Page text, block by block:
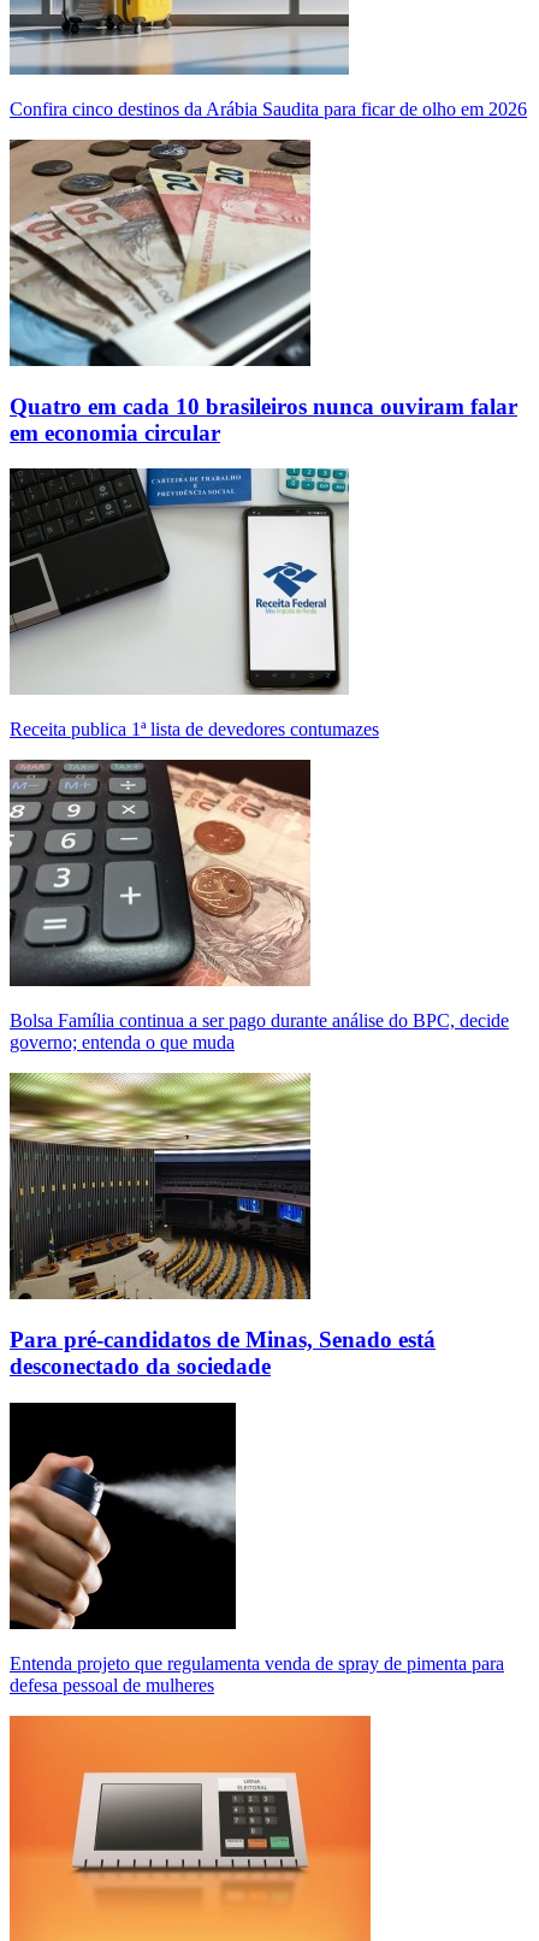
Confira cinco destinos da Arábia Saudita para ficar de olho em 2026
Quatro em cada 10 brasileiros nunca ouviram falar
em economia circular
Receita publica 1ª lista de devedores contumazes
Bolsa Família continua a ser pago durante análise do BPC, decide
governo; entenda o que muda
Para pré-candidatos de Minas, Senado está
desconectado da sociedade
Entenda projeto que regulamenta venda de spray de pimenta para
defesa pessoal de mulheres